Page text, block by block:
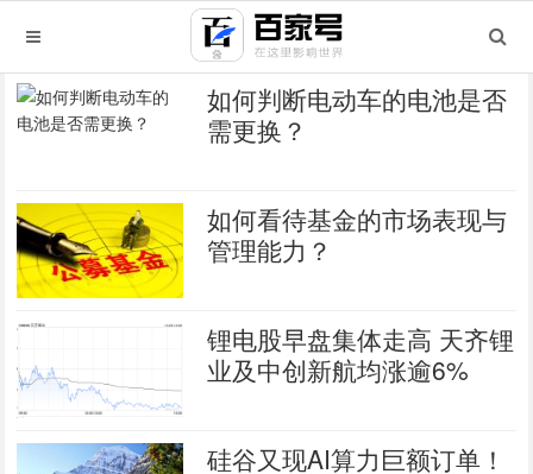
如何判断电动车的电池是否
需更换？
如何看待基金的市场表现与
管理能力？
锂电股早盘集体走高 天齐锂
业及中创新航均涨逾6%
硅谷又现AI算力巨额订单！